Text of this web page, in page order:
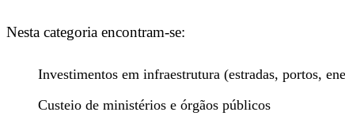
Nesta categoria encontram-se:
Investimentos em infraestrutura (estradas, portos,
Custeio de ministérios e órgãos públicos